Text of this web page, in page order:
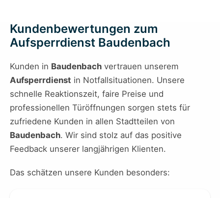
Kundenbewertungen zum
Aufsperrdienst Baudenbach
Kunden in Baudenbach vertrauen unserem
Aufsperrdienst in Notfallsituationen. Unsere
schnelle Reaktionszeit, faire Preise und
professionellen Türöffnungen sorgen stets für
zufriedene Kunden in allen Stadtteilen von
Baudenbach. Wir sind stolz auf das positive
Feedback unserer langjährigen Klienten.
Das schätzen unsere Kunden besonders: